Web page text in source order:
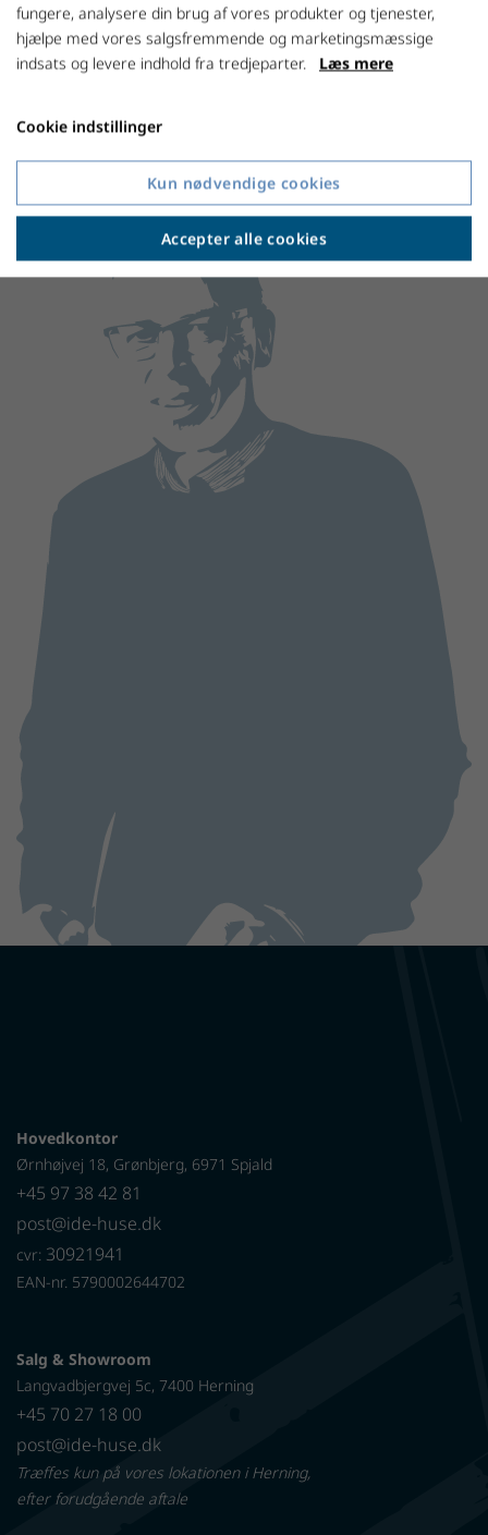
+45 7027 1800
Hovedkontor
Ørnhøjvej 18, Grønbjerg, 6971 Spjald
+45 97 38 42 81
post@ide-huse.dk
cvr: 30921941
EAN-nr. 5790002644702
Salg & Showroom
Langvadbjergvej 5c, 7400 Herning
+45 70 27 18 00
post@ide-huse.dk
Træffes kun på vores lokationen i Herning,
efter forudgående aftale
fungere, analysere din brug af vores produkter og tjenester,
hjælpe med vores salgsfremmende og marketingsmæssige
indsats og levere indhold fra tredjeparter. Læs mere
Cookie indstillinger
Kun nødvendige cookies
Accepter alle cookies